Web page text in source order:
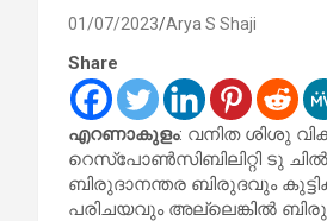
01/07/2023 Arya S Shaji
Share
എറണാകുളം: വനിത ശിശു
റെസ്പോൺസിബിലിറ്റി ടു
ബിരുദാനന്തര ബിരുദവും
പരിചയവും അല്ലെങ്കിൽ